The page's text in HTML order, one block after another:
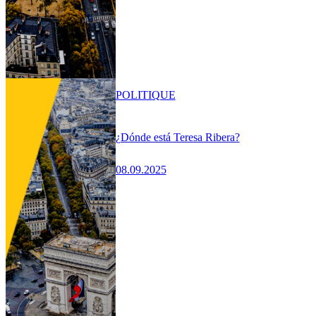
¿Dónde está Teresa Ribera?
08.09.2025
POLITIQUE